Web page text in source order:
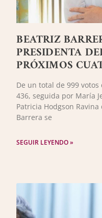
BEATRIZ
PRESIDENTA
PRÓXIMOS
De un total de 999
436, seguida por María
Patricia Hodgson
Barrera se
SEGUIR LEYENDO »